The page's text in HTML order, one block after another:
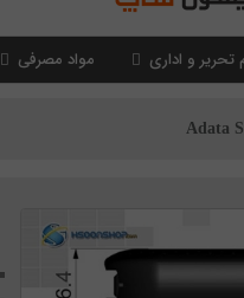
تحریر و اداری مواد مصرفی